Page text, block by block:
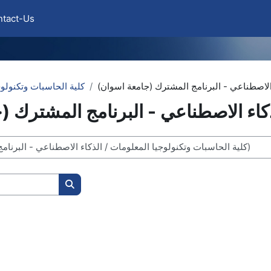
Us
كلية الحاسبات الاصطناعي - البرنامج المشترك (جامعة اسوان)
الاصطناعي - البرنامج
Search courses